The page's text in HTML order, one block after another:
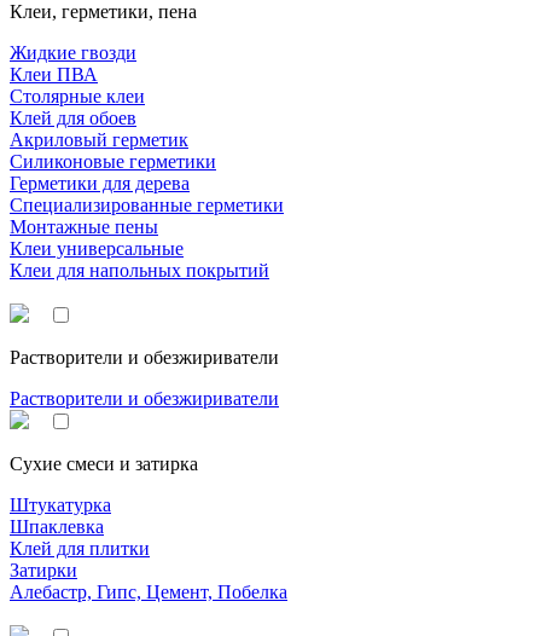
Клеи, герметики, пена
Жидкие гвозди
Клеи ПВА
Столярные клеи
Клей для обоев
Акриловый герметик
Силиконовые герметики
Герметики для дерева
Специализированные герметики
Монтажные пены
Клеи универсальные
Клеи для напольных покрытий
Растворители и обезжириватели
Растворители и обезжириватели
Сухие смеси и затирка
Штукатурка
Шпаклевка
Клей для плитки
Затирки
Алебастр, Гипс, Цемент, Побелка